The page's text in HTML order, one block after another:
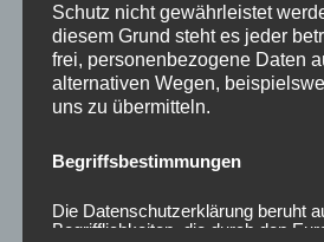
Carbon Graphite
Schutz nicht gewährleistet
diesem Grund steht es jeder
frei, personenbezogene Daten
alternativen Wegen,
uns zu übermitteln.
Begriffsbestimmungen
Die Datenschutzerklärung beruht
Begrifflichkeiten, die durch den